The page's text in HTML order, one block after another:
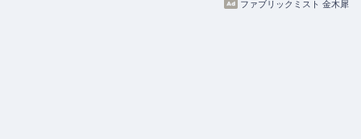
ファブリックミスト 金木犀